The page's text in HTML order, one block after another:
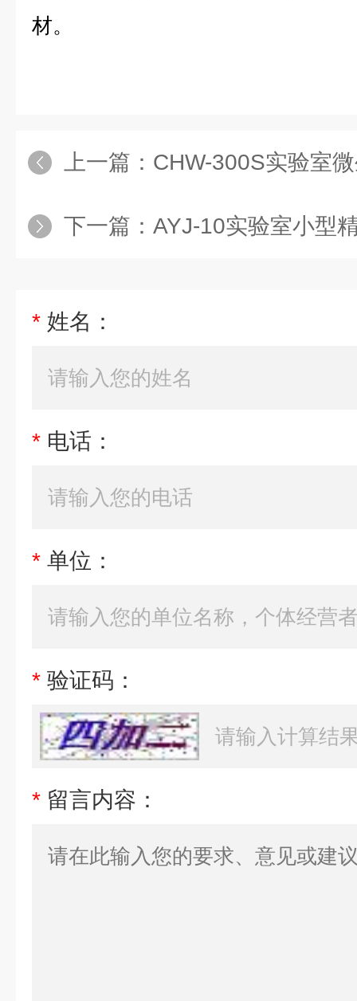
材。
上一篇： CHW-300S实验室微生物
下一篇： AYJ-10实验室小型
* 姓名：
* 电话：
* 单位：
* 验证码：
* 留言内容：